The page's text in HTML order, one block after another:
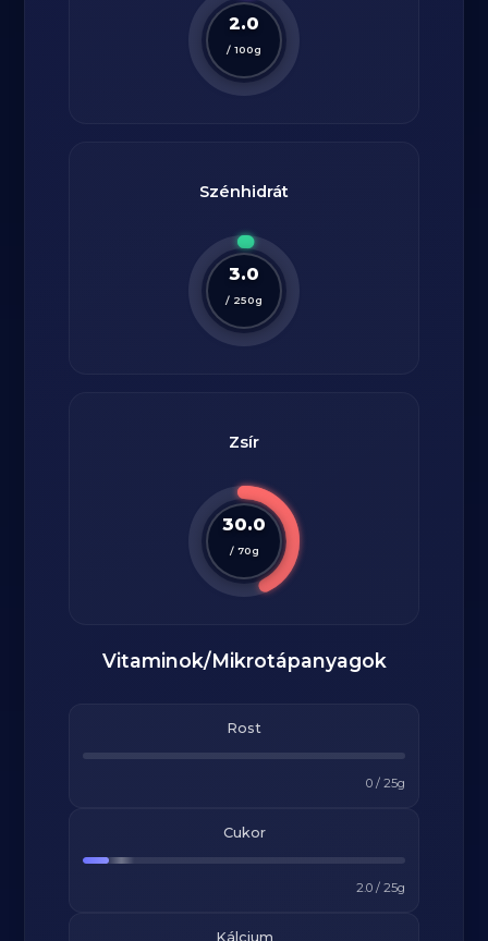
2.0
/ 100g
Szénhidrát
3.0
/ 250g
Zsír
30.0
/ 70g
Vitaminok/Mikrotápanyagok
Rost
0/ 25g
Cukor
2.0/ 25g
Kálcium